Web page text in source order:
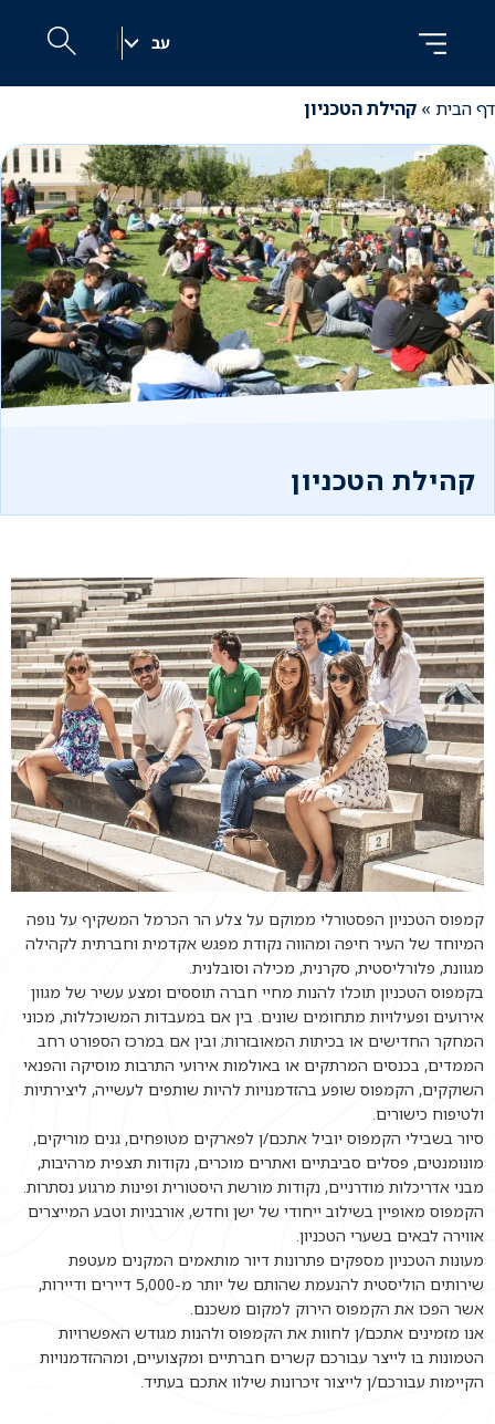
עב |
דף הבית » קהילת הטכניון
קהילת הטכניון
קמפוס הטכניון הפסטורלי ממוקם על צלע הר הכרמל המשקיף על נופה
המיוחד של העיר חיפה ומהווה נקודת מפגש אקדמית וחברתית לקהילה
מגוונת, פלורליסטית, סקרנית, מכילה וסובלנית.
בקמפוס הטכניון תוכלו להנות מחיי חברה תוססים ומצע עשיר של מגוון
אירועים ופעילויות מתחומים שונים. בין אם במעבדות המשוכללות, מכוני
המחקר החדישים או בכיתות המאובזרות; ובין אם במרכז הספורט רחב
הממדים, בכנסים המרתקים או באולמות אירועי התרבות מוסיקה והפנאי
השוקקים, הקמפוס שופע בהזדמנויות להיות שותפים לעשייה, ליצירתיות
ולטיפוח כישורים.
סיור בשבילי הקמפוס יוביל אתכם/ן לפארקים מטופחים, גנים מוריקים,
מונומנטים, פסלים סביבתיים ואתרים מוכרים, נקודות תצפית מרהיבות,
מבני אדריכלות מודרניים, נקודות מורשת היסטורית ופינות מרגוע נסתרות.
הקמפוס מאופיין בשילוב ייחודי של ישן וחדש, אורבניות וטבע המייצרים
אווירה לבאים בשערי הטכניון.
מעונות הטכניון מספקים פתרונות דיור מותאמים המקנים מעטפת
שירותים הוליסטית להנעמת שהותם של יותר מ-5,000 דיירים ודיירות,
אשר הפכו את הקמפוס הירוק למקום משכנם.
אנו מזמינים אתכם/ן לחוות את הקמפוס ולהנות מגודש האפשרויות
הטמונות בו לייצר עבורכם קשרים חברתיים ומקצועיים, ומההזדמנויות
הקיימות עבורכם/ן לייצור זיכרונות שילוו אתכם בעתיד.